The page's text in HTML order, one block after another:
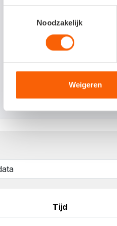
Noodzakelijk
Weigeren
Tijd